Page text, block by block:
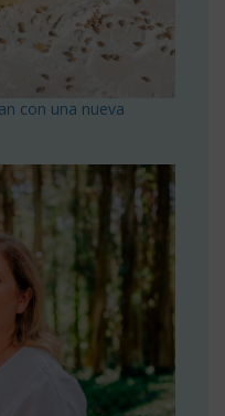
con una nueva